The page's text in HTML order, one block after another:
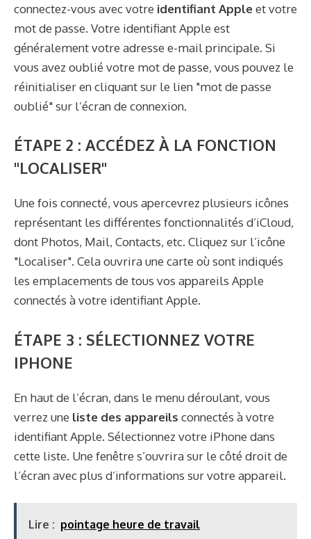
connectez-vous avec votre identifiant Appleet votre
mot de passe. Votre identifiant Apple est
généralement votre adresse e-mail principale. Si
vous avez oublié votre mot de passe, vous pouvez le
réinitialiser en cliquant sur le lien "mot de passe
oublié" sur l’écran de connexion.
ÉTAPE 2 : ACCÉDEZ À LA FONCTION
"LOCALISER"
Une fois connecté, vous apercevrez plusieurs icônes
représentant les différentes fonctionnalités d’iCloud,
dont Photos, Mail, Contacts, etc. Cliquez sur l’icône
"Localiser". Cela ouvrira une carte où sont indiqués
les emplacements de tous vos appareils Apple
connectés à votre identifiant Apple.
ÉTAPE 3 : SÉLECTIONNEZ VOTRE
IPHONE
En haut de l’écran, dans le menu déroulant, vous
verrez une liste des appareils connectés à votre
identifiant Apple. Sélectionnez votre iPhone dans
cette liste. Une fenêtre s’ouvrira sur le côté droit de
l’écran avec plus d’informations sur votre appareil.
Lire : pointage heure de travail